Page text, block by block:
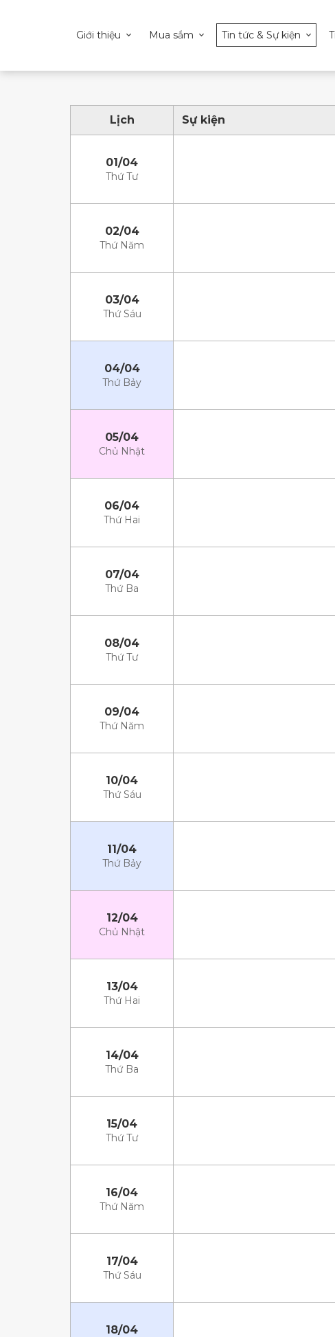
Giới thiệu Mua sắm Tin tức & Sự kiện
Lịch Sự kiện
01/04
Thứ Tư
02/04
Thứ Năm
03/04
Thứ Sáu
04/04
Thứ Bảy
05/04
Chủ Nhật
06/04
Thứ Hai
07/04
Thứ Ba
08/04
Thứ Tư
09/04
Thứ Năm
10/04
Thứ Sáu
11/04
Thứ Bảy
12/04
Chủ Nhật
13/04
Thứ Hai
14/04
Thứ Ba
15/04
Thứ Tư
16/04
Thứ Năm
17/04
Thứ Sáu
18/04